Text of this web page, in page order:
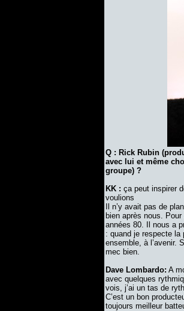
Q : Rick Rubin
avec lui et même
groupe) ?
KK : ça peut inspirer
voulions
Il n’y avait pas de
bien après nous.
années 80. Il nous a
: quand je respecte la
ensemble, à l’avenir.
mec bien.
Dave Lombardo: A
avec quelques
vois, j’ai un tas de
C’est un bon
toujours meilleur